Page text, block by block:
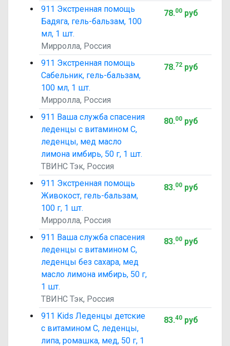
911 Экстренная помощь
Бадяга, гель-бальзам, 100
мл, 1 шт.
Мирролла, Россия
78.00руб
911 Экстренная помощь
Сабельник, гель-бальзам,
100 мл, 1 шт.
Мирролла, Россия
78.72руб
911 Ваша служба спасения
леденцы с витамином C,
леденцы, мед масло
лимона имбирь, 50 г, 1 шт.
ТВИНС Тэк, Россия
80.00руб
911 Экстренная помощь
Живокост, гель-бальзам,
100 г, 1 шт.
Мирролла, Россия
83.00руб
911 Ваша служба спасения
леденцы с витамином C,
леденцы без сахара, мед
масло лимона имбирь, 50 г,
1 шт.
ТВИНС Тэк, Россия
83.00руб
911 Kids Леденцы детские
с витамином C, леденцы,
липа, ромашка, мед, 50 г, 1
83.40руб